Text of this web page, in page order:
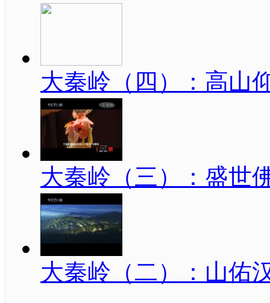
大秦岭（四）：高山
大秦岭（三）：盛世
大秦岭（二）：山佑